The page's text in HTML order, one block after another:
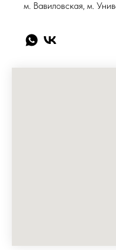
м. Вавиловская, м.